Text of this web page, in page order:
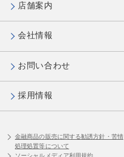
店舗案内
会社情報
お問い合わせ
採用情報
金融商品の販売に関する勧誘方針・苦情
処理処置等について
ソーシャルメディア利用規約